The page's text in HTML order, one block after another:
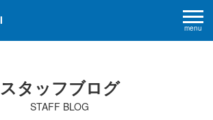
menu
スタッフブログ
STAFF BLOG